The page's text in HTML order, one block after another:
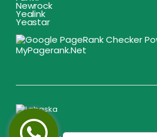
Newrock
Yealink
Yeastar